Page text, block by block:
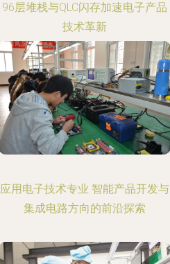
96层堆栈与QLC闪存加速电子产品
技术革新
应用电子技术专业 智能产品开发与
集成电路方向的前沿探索